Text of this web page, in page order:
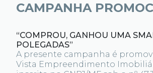
CAMPANHA
“COMPROU, GANHOU UMA
POLEGADAS”
A presente campanha é
Vista Empreendimento